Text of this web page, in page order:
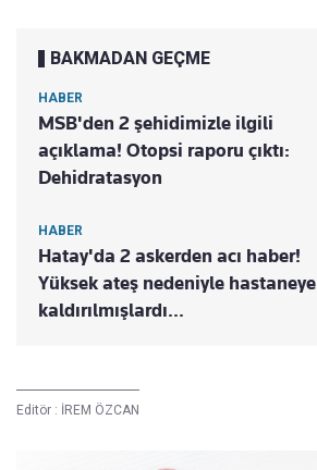
BAKMADAN GEÇME
HABER
MSB'den 2 şehidimizle ilgili
açıklama! Otopsi raporu çıktı:
Dehidratasyon
HABER
Hatay'da 2 askerden acı haber!
Yüksek ateş nedeniyle hastaneye
kaldırılmışlardı...
Editör : İREM ÖZCAN